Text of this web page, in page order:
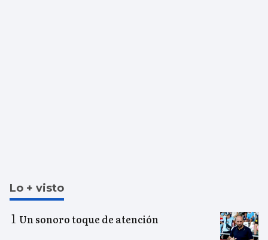
Lo + visto
Un sonoro toque de atención